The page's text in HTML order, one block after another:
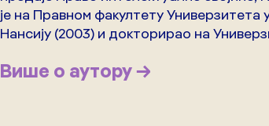
је на Правном факултету Универзитета
Нансију (2003) и докторирао на
Више о аутору →